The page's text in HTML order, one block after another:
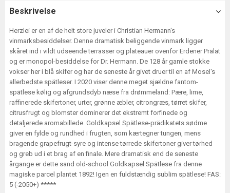
Beskrivelse
Herzlei er en af de helt store juveler i Christian Hermann's
vinmarksbesiddelser. Denne dramatisk beliggende vinmark ligger
skåret ind i vildt udseende terrasser og plateauer ovenfor Erdener Prälat
og er monopol-besiddelse for Dr. Hermann. De 128 år gamle stokke
vokser her i blå skifer og har de seneste år givet druer til en af Mosel's
allerbedste spätleser. I 2020 viser denne meget sjældne fantom-
spätlese kølig og afgrundsdyb næse fra drømmeland: Pære, lime,
raffinerede skifertoner, urter, grønne æbler, citrongræs, tørret skifer,
citrusfrugt og blomster dominerer det ekstremt forfinede og
detaljerede aromabillede. Goldkapsel Spätlese-prädikatets sødme
giver en fylde og rundhed i frugten, som kærtegner tungen, mens
bragende grapefrugt-syre og intense tørrede skifertoner giver tørhed
og greb ud i et brag af en finale. Mere dramatisk end de seneste
årgange er dette sand old-school Goldkapsel Spätlese fra denne
magiske parcel plantet 1892! Igen en fuldstændig sublim spätlese! FAS:
5 (-2050+) *****